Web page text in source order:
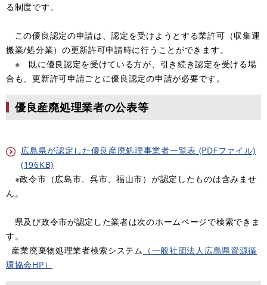
る制度です。
この優良認定の申請は、認定を受けようとする業許可（収集運
搬業/処分業）の更新許可申請時に行うことができます。
※ 既に優良認定を受けている方が、引き続き認定を受ける場
合も、更新許可申請ごとに優良認定の申請が必要です。
優良産廃処理業者の公表等
広島県が認定した優良産廃処理事業者一覧表 (PDFファイル)
(196KB)
※政令市（広島市、呉市、福山市）が認定したものは含みませ
ん。
県及び政令市が認定した業者は次のホームページで検索できま
す。
産業廃棄物処理業者検索システム （一般社団法人広島県資源循
環協会HP）